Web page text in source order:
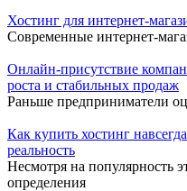
Хостинг для интернет-
Современные интернет-
Онлайн-присутствие
роста и стабильных продаж
Раньше предприниматели
Как купить хостинг
реальность
Несмотря на популярность
определения